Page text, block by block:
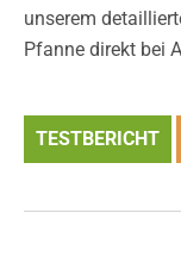
unserem
Pfanne direkt bei
TESTBERICHT